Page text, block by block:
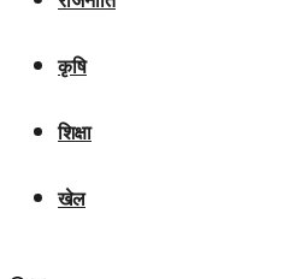
कृषि
शिक्षा
खेल